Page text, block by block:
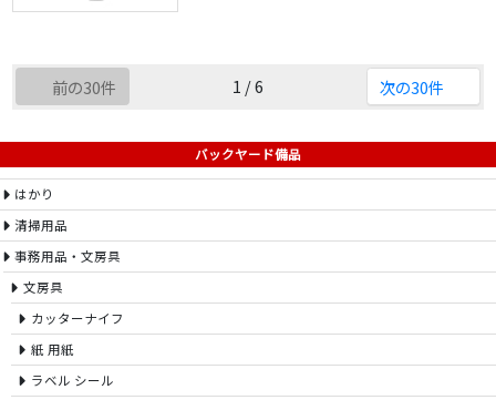
前の30件 1 / 6 次の30件
バックヤード備品
はかり
清掃用品
事務用品・文房具
文房具
カッターナイフ
紙 用紙
ラベル シール